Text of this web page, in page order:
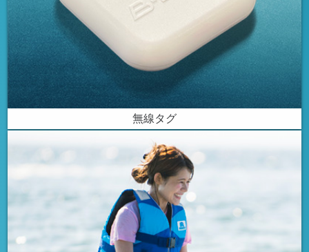
無線タグ